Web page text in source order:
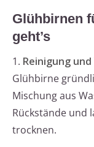
Glühbirnen
geht’s
1. Reinigung
Glühbirne
Mischung aus
Rückstände und
trocknen.